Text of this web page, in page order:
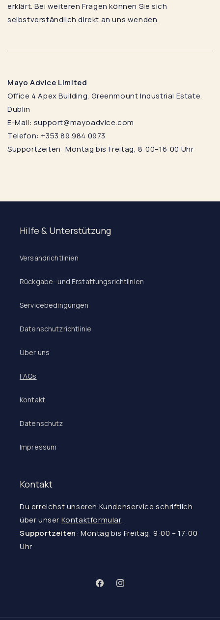
erklärt. Bei weiteren Fragen können Sie sich
selbstverständlich direkt an uns wenden.
Mayo Advice Limited
Office 4 Apex Building, Greenmount Industrial Estate,
Dublin
E-Mail: support@mayoadvice.com
Telefon: +353 89 984 0973
Supportzeiten: Montag bis Freitag, 8:00–16:00 Uhr
Hilfe & Unterstützung
Versandrichtlinien
Rückgabe- und Erstattungsrichtlinien
Servicebedingungen
Datenschutzrichtlinie
Über uns
FAQs
Kontakt
Datenschutz
Impressum
Kontakt
Du erreichst unseren Kundenservice schriftlich
über unser Kontaktformular.
Supportzeiten: Montag bis Freitag, 9:00 – 17:00
Uhr
FacebookInstagram